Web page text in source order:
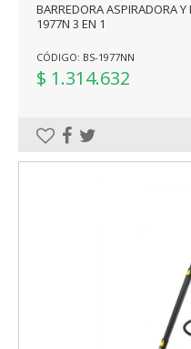
BARREDORA ASPIRADORA
1977N 3 EN 1
CÓDIGO: BS-1977NN
$ 1.314.632